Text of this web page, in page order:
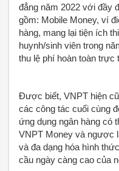
đẳng năm 2022 với đầy
gồm: Mobile Money, ví
hàng, mang lại tiện ích
huynh/sinh viên trong
thu lệ phí hoàn toàn trực
Được biết, VNPT hiện
các công tác cuối cùng
ứng dụng ngân hàng có
VNPT Money và ngược
và đa dạng hóa hình
cầu ngày càng cao của